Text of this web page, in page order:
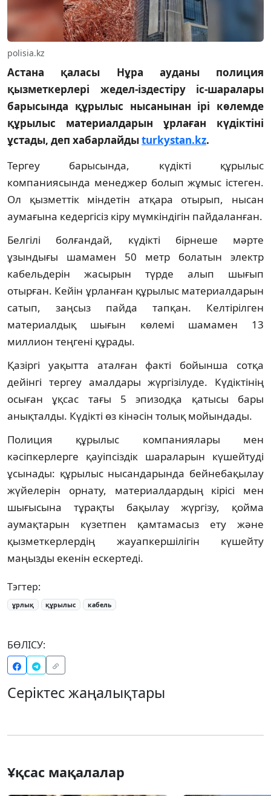
polisia.kz
Астана қаласы Нұра ауданы полиция
қызметкерлері жедел-іздестіру іс-шаралары
барысында құрылыс нысанынан ірі көлемде
құрылыс материалдарын ұрлаған күдіктіні
ұстады, деп хабарлайдыturkystan.kz.
Тергеу барысында, күдікті құрылыс
компаниясында менеджер болып жұмыс істеген.
Ол қызметтік міндетін атқара отырып, нысан
аумағына кедергісіз кіру мүмкіндігін пайдаланған.
Белгілі болғандай, күдікті бірнеше мәрте
ұзындығы шамамен 50 метр болатын электр
кабельдерін жасырын түрде алып шығып
отырған. Кейін ұрланған құрылыс материалдарын
сатып, заңсыз пайда тапқан. Келтірілген
материалдық шығын көлемі шамамен 13
миллион теңгені құрады.
Қазіргі уақытта аталған факті бойынша сотқа
дейінгі тергеу амалдары жүргізілуде. Күдіктінің
осыған ұқсас тағы 5 эпизодқа қатысы бары
анықталды. Күдікті өз кінәсін толық мойындады.
Полиция құрылыс компаниялары мен
кәсіпкерлерге қауіпсіздік шараларын күшейтуді
ұсынады: құрылыс нысандарында бейнебақылау
жүйелерін орнату, материалдардың кірісі мен
шығысына тұрақты бақылау жүргізу, қойма
аумақтарын күзетпен қамтамасыз ету және
қызметкерлердің жауапкершілігін күшейту
маңызды екенін ескертеді.
Тэгтер:
ұрлық құрылыс кабель
БӨЛІСУ:
Серіктес жаңалықтары
Ұқсас мақалалар